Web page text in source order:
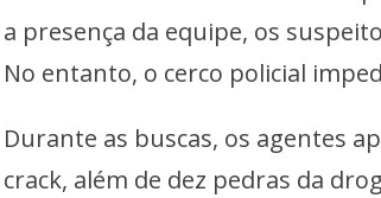
a presença da equipe, os
No entanto, o cerco policial
Durante as buscas, os agentes
crack, além de dez pedras da